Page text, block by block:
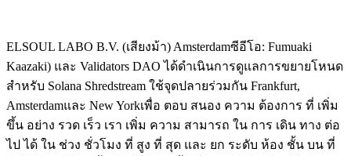
ELSOUL LABO B.V. (เสียงม้า) Amsterdamซีอีโอ: Fumuaki
Kaazaki) และ Validators DAO ได้ดําเนินการดูแลการขยายโหนด
สําหรับ Solana Shredstream ใช้จุดปลายร่วมกัน Frankfurt,
Amsterdamและ New Yorkเพื่อ ตอบ สนอง ความ ต้องการ ที่ เพิ่ม
ขึ้น อย่าง รวด เร็ว เรา เพิ่ม ความ สามารถ ใน การ เดิน ทาง ต่อ
ไป ได้ ใน ช่วง ชั่วโมง ที่ สูง ที่ สุด และ ยก ระดับ ห้อง ชั้น บน ที่